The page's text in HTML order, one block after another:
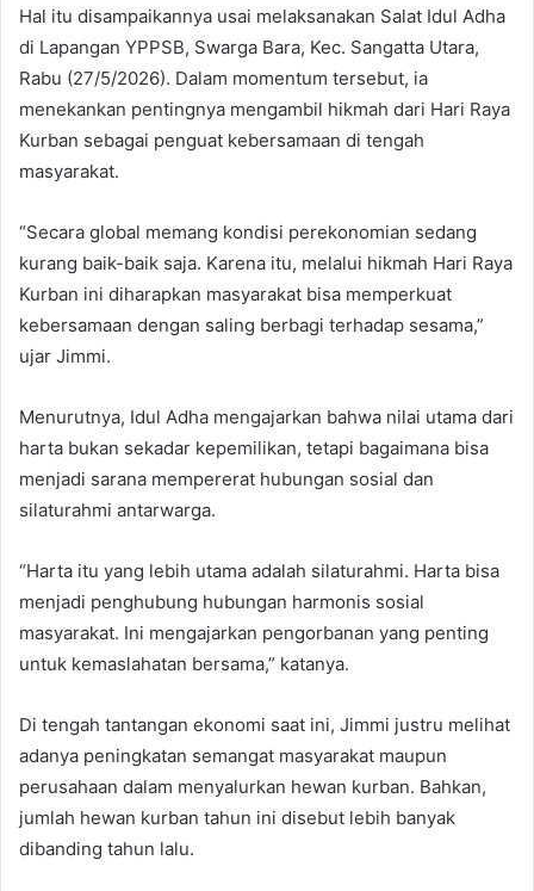
Hal itu disampaikannya usai melaksanakan Salat Idul Adha
di Lapangan YPPSB, Swarga Bara, Kec. Sangatta Utara,
Rabu (27/5/2026). Dalam momentum tersebut, ia
menekankan pentingnya mengambil hikmah dari Hari Raya
Kurban sebagai penguat kebersamaan di tengah
masyarakat.
“Secara global memang kondisi perekonomian sedang
kurang baik-baik saja. Karena itu, melalui hikmah Hari Raya
Kurban ini diharapkan masyarakat bisa memperkuat
kebersamaan dengan saling berbagi terhadap sesama,”
ujar Jimmi.
Menurutnya, Idul Adha mengajarkan bahwa nilai utama dari
harta bukan sekadar kepemilikan, tetapi bagaimana bisa
menjadi sarana mempererat hubungan sosial dan
silaturahmi antarwarga.
“Harta itu yang lebih utama adalah silaturahmi. Harta bisa
menjadi penghubung hubungan harmonis sosial
masyarakat. Ini mengajarkan pengorbanan yang penting
untuk kemaslahatan bersama,” katanya.
Di tengah tantangan ekonomi saat ini, Jimmi justru melihat
adanya peningkatan semangat masyarakat maupun
perusahaan dalam menyalurkan hewan kurban. Bahkan,
jumlah hewan kurban tahun ini disebut lebih banyak
dibanding tahun lalu.